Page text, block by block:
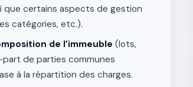
que certains aspects de gestion
catégories, etc.).
de l’immeuble (lots,
de parties communes
à la répartition des charges.